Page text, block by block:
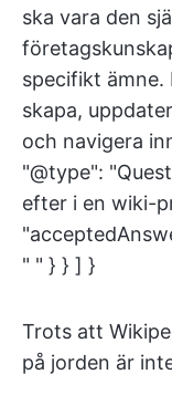
ska vara den
specifikt
skapa,
och navigera
"@type":
efter i en wiki-
" " } } ] }
Trots att
på jorden är